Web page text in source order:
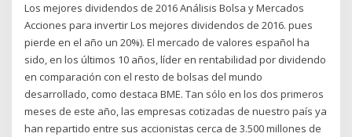
Los mejores dividendos de 2016 Análisis Bolsa y Mercados
Acciones para invertir Los mejores dividendos de 2016. pues
pierde en el año un 20%). El mercado de valores español ha
sido, en los últimos 10 años, líder en rentabilidad por dividendo
en comparación con el resto de bolsas del mundo
desarrollado, como destaca BME. Tan sólo en los dos primeros
meses de este año, las empresas cotizadas de nuestro país ya
han repartido entre sus accionistas cerca de 3.500 millones de